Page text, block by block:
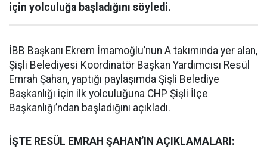
için yolculuğa başladığını söyledi.
İBB Başkanı Ekrem İmamoğlu’nun A takımında yer alan,
Şişli Belediyesi Koordinatör Başkan Yardımcısı Resül
Emrah Şahan, yaptığı paylaşımda Şişli Belediye
Başkanlığı için ilk yolculuğuna CHP Şişli İlçe
Başkanlığı’ndan başladığını açıkladı.
İŞTE RESÜL EMRAH ŞAHAN’IN AÇIKLAMALARI: